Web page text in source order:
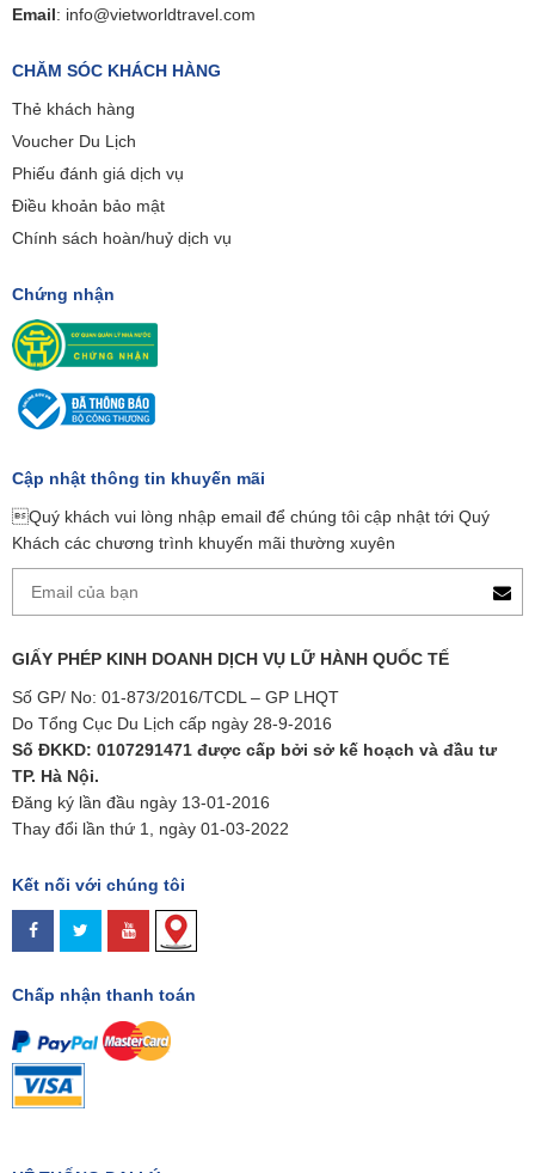
Email: info@vietworldtravel.com
CHĂM SÓC KHÁCH HÀNG
Thẻ khách hàng
Voucher Du Lịch
Phiếu đánh giá dịch vụ
Điều khoản bảo mật
Chính sách hoàn/huỷ dịch vụ
Chứng nhận
Cập nhật thông tin khuyến mãi
Quý khách vui lòng nhập email để chúng tôi cập nhật tới Quý
Khách các chương trình khuyến mãi thường xuyên
GIẤY PHÉP KINH DOANH DỊCH VỤ LỮ HÀNH QUỐC TẾ
Số GP/ No: 01-873/2016/TCDL – GP LHQT
Do Tổng Cục Du Lịch cấp ngày 28-9-2016
Số ĐKKD: 0107291471 được cấp bởi sở kế hoạch và đầu tư
TP. Hà Nội.
Đăng ký lần đầu ngày 13-01-2016
Thay đổi lần thứ 1, ngày 01-03-2022
Kết nối với chúng tôi
Chấp nhận thanh toán